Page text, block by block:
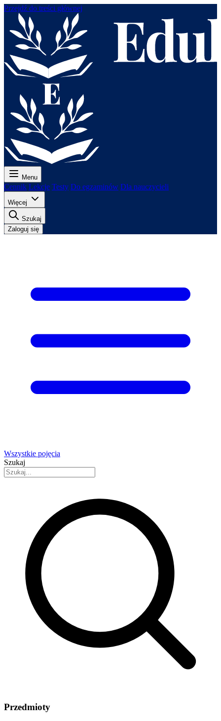
Przejdź do treści głównej
Menu
Cennik Lekcje Testy Do egzaminów Dla nauczycieli
Więcej
Szukaj
Zaloguj się
Wszystkie pojęcia
Szukaj
Przedmioty